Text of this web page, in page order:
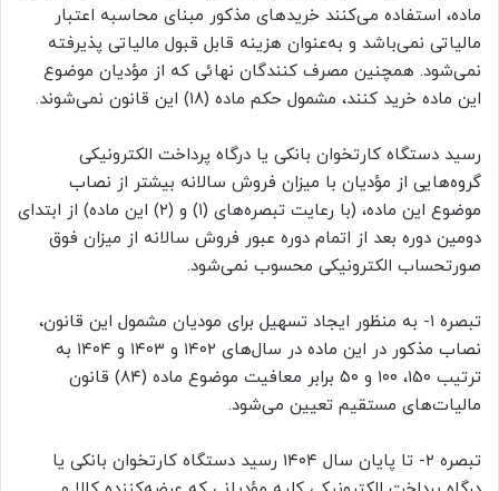
ماده، استفاده می‌کنند خریدهای مذکور مبنای محاسبه اعتبار
مالیاتی نمی‌باشد و به‌عنوان هزینه قابل قبول مالیاتی پذیرفته
نمی‌شود. همچنین مصرف کنندگان نهائی که از مؤدیان موضوع
این ماده خرید کنند، مشمول حکم ماده (۱۸) این قانون نمی‌شوند.
رسید دستگاه کارتخوان بانکی یا درگاه پرداخت الکترونیکی
گروه‌هایی از مؤدیان با میزان فروش سالانه بیشتر از نصاب
موضوع این ماده، (با رعایت تبصره‌های (۱) و (۲) این ماده) از ابتدای
دومین دوره بعد از اتمام دوره عبور فروش سالانه از میزان فوق
صورتحساب الکترونیکی محسوب نمی‌شود.
تبصره ۱- به منظور ایجاد تسهیل برای مودیان مشمول این قانون،
نصاب مذکور در این ماده در سال‌های ۱۴۰۲ و ۱۴۰۳ و ۱۴۰۴ به
ترتیب ۱۵۰، ۱۰۰ و ۵۰ برابر معافیت موضوع ماده (۸۴) قانون
مالیات‌های مستقیم تعیین می‌شود.
تبصره ۲- تا پایان سال ۱۴۰۴ رسید دستگاه کارتخوان بانکی یا